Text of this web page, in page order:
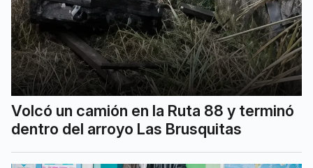
Volcó un camión en la Ruta 88 y terminó
dentro del arroyo Las Brusquitas